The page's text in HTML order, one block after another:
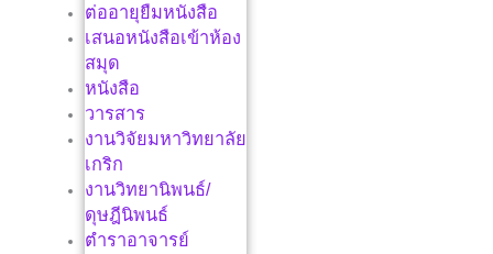
ต่ออายุยืมหนังสือ
เสนอหนังสือเข้าห้อง
สมุด
หนังสือ
วารสาร
งานวิจัยมหาวิทยาลัย
เกริก
งานวิทยานิพนธ์/
ดุษฎีนิพนธ์
ตำราอาจารย์